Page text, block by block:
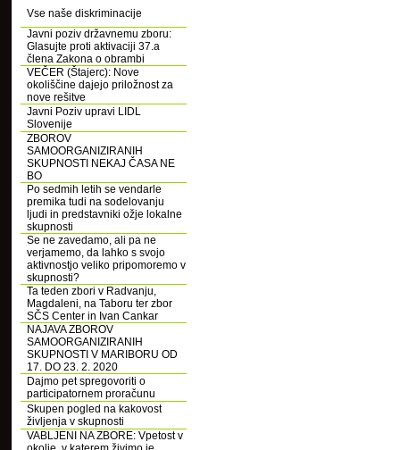
Vse naše diskriminacije
Javni poziv državnemu zboru:
Glasujte proti aktivaciji 37.a
člena Zakona o obrambi
VEČER (Štajerc): Nove
okoliščine dajejo priložnost za
nove rešitve
Javni Poziv upravi LIDL
Slovenije
ZBOROV
SAMOORGANIZIRANIH
SKUPNOSTI NEKAJ ČASA NE
BO
Po sedmih letih se vendarle
premika tudi na sodelovanju
ljudi in predstavniki ožje lokalne
skupnosti
Se ne zavedamo, ali pa ne
verjamemo, da lahko s svojo
aktivnostjo veliko pripomoremo v
skupnosti?
Ta teden zbori v Radvanju,
Magdaleni, na Taboru ter zbor
SČS Center in Ivan Cankar
NAJAVA ZBOROV
SAMOORGANIZIRANIH
SKUPNOSTI V MARIBORU OD
17. DO 23. 2. 2020
Dajmo pet spregovoriti o
participatornem proračunu
Skupen pogled na kakovost
življenja v skupnosti
VABLJENI NA ZBORE: Vpetost v